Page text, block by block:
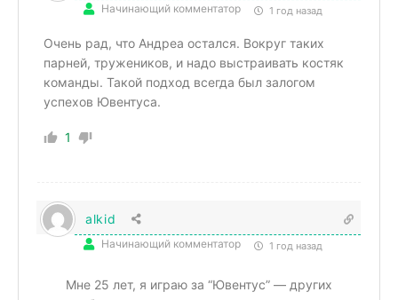
Начинающий комментатор 1 год назад
Очень рад, что Андреа остался. Вокруг таких
парней, тружеников, и надо выстраивать костяк
команды. Такой подход всегда был залогом
успехов Ювентуса.
1
alkid
Начинающий комментатор 1 год назад
Мне 25 лет, я играю за “Ювентус” — других